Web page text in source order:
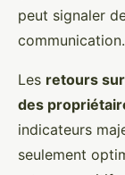
peut signaler
communication.
Les retours
des
indicateurs
seulement